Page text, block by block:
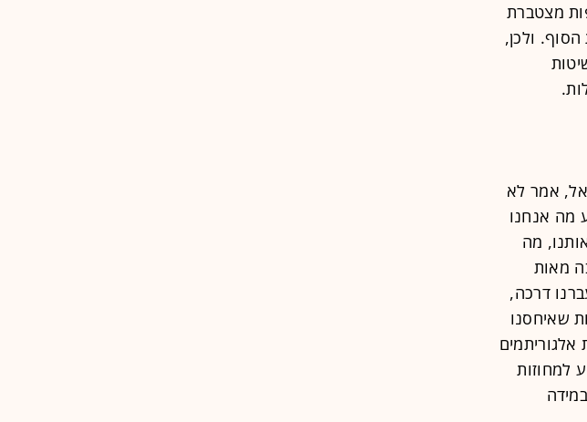
מצטברת
ולכן,
אמר לא
מה אנחנו
מה
מאות
דרכה,
שאיחסנו
למחוזות